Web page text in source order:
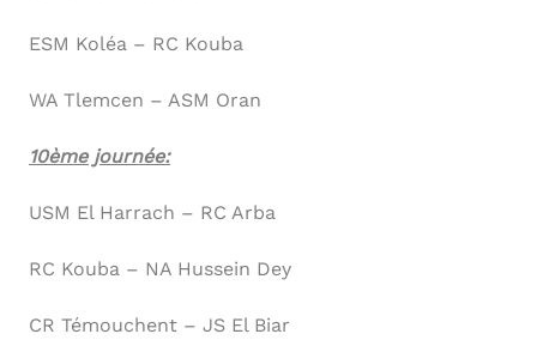
ESM Koléa – RC Kouba
WA Tlemcen – ASM Oran
10ème journée:
USM El Harrach – RC Arba
RC Kouba – NA Hussein Dey
CR Témouchent – JS El Biar